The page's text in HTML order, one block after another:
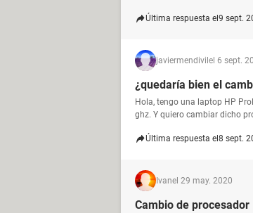
Última respuesta el 9 sept.
javiermendivil el 6 sept.
¿quedaría bien el
Hola, tengo una laptop HP
ghz. Y quiero cambiar dicho
Última respuesta el 8 sept.
Ivanel 29 may. 2020
Cambio de procesador